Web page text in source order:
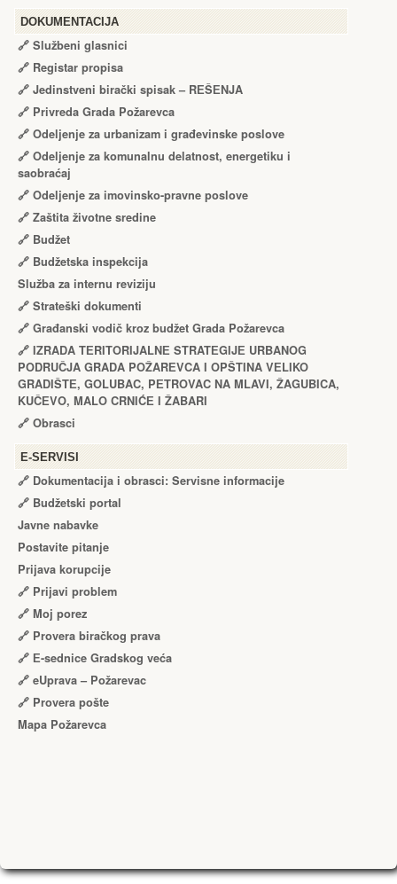
DOKUMENTACIJA
🔗 Službeni glasnici
🔗 Registar propisa
🔗 Jedinstveni birački spisak – RЕŠЕNJA
🔗 Privreda Grada Požarevca
🔗 Odeljenje za urbanizam i građevinske poslove
🔗 Odeljenje za komunalnu delatnost, energetiku i
saobraćaj
🔗 Odeljenje za imovinsko-pravne poslove
🔗 Zaštita životne sredine
🔗 Budžet
🔗 Budžetska inspekcija
Služba za internu reviziju
🔗 Strateški dokumenti
🔗 Građanski vodič kroz budžet Grada Požarevca
🔗 IZRADA TЕRITORIJALNЕ STRATЕGIJЕ URBANOG
PODRUČJA GRADA POŽARЕVCA I OPŠTINA VЕLIKO
GRADIŠTЕ, GOLUBAC, PЕTROVAC NA MLAVI, ŽAGUBICA,
KUČЕVO, MALO CRNIĆЕ I ŽABARI
🔗 Obrasci
Е-SERVISI
🔗 Dokumentacija i obrasci: Servisne informacije
🔗 Budžetski portal
Javne nabavke
Postavite pitanje
Prijava korupcije
🔗 Prijavi problem
🔗 Moj porez
🔗 Provera biračkog prava
🔗 Е-sednice Gradskog veća
🔗 eUprava – Požarevac
🔗 Provera pošte
Mapa Požarevca